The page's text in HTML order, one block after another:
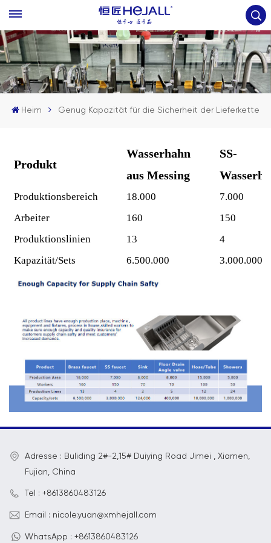
Heim Genug Kapazität für die Sicherheit der Lieferkette
Produkt
Wasserhahn
aus Messing
SS-
Produktionsbereich 18.000
7.000
Arbeiter
160
150
Produktionslinien
13
4
Kapazität/Sets
6.500.000 3.000.000
Adresse : Buliding 2#-2,15# Duiying Road Jimei , Xiamen,
Fujian, China
Tel : +8613860483126
Email : nicole.yuan@xmhejall.com
WhatsApp : +8613860483126